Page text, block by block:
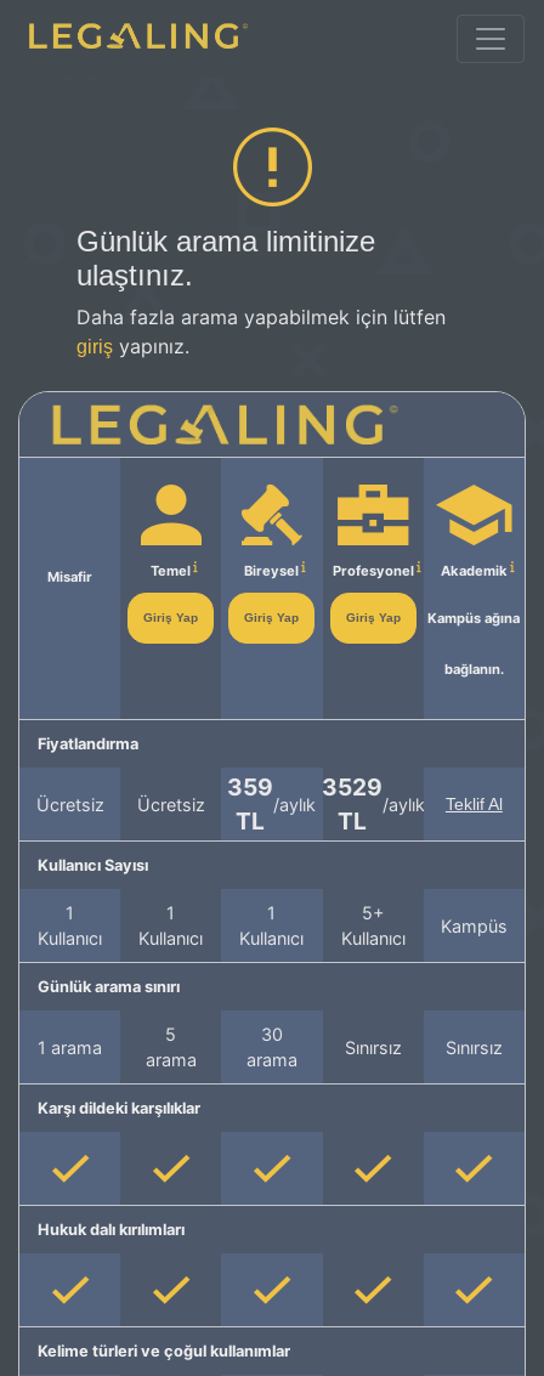
Günlük arama limitinize
ulaştınız.
Daha fazla arama yapabilmek için lütfen
giriş yapınız.
Misafir Temel
Giriş Yap
Bireysel
Giriş Yap
Profesyonel
Giriş Yap
Akademik
Kampüs ağına
bağlanın.
Fiyatlandırma
Ücretsiz Ücretsiz
359
TL
/aylık
3529
TL
/aylık Teklif Al
Kullanıcı Sayısı
1
Kullanıcı
1
Kullanıcı
1
Kullanıcı
5+
Kullanıcı
Kampüs
Günlük arama sınırı
1 arama
5
arama
30
arama
Sınırsız Sınırsız
Karşı dildeki karşılıklar
Hukuk dalı kırılımları
Kelime türleri ve çoğul kullanımlar